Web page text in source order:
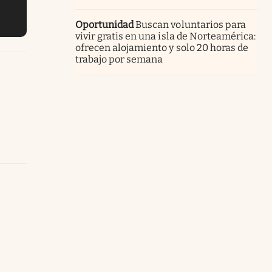
OportunidadBuscan voluntarios para
vivir gratis en una isla de Norteamérica:
ofrecen alojamiento y solo 20 horas de
trabajo por semana